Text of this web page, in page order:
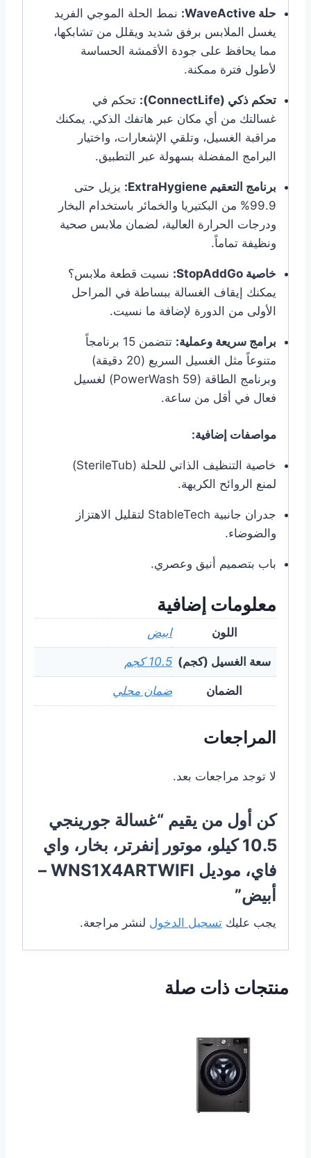
حلة WaveActive:
نمط الحلة الموجي الفريد
يغسل الملابس برفق شديد ويقلل من تشابكها،
مما يحافظ على جودة الأقمشة الحساسة
لأطول فترة ممكنة.
تحكم ذكي (ConnectLife):
تحكم في
غسالتك من أي مكان عبر هاتفك الذكي. يمكنك
مراقبة الغسيل، وتلقي الإشعارات، واختيار
البرامج المفضلة بسهولة عبر التطبيق.
برنامج التعقيم ExtraHygiene:
يزيل حتى
99.9% من البكتيريا والخمائر باستخدام البخار
ودرجات الحرارة العالية، لضمان ملابس صحية
ونظيفة تماماً.
خاصية StopAddGo:
نسيت قطعة ملابس؟
يمكنك إيقاف الغسالة ببساطة في المراحل
الأولى من الدورة لإضافة ما نسيت.
برامج سريعة وعملية:
تتضمن 15 برنامجاً
متنوعاً مثل الغسيل السريع (20 دقيقة)
وبرنامج الطاقة (PowerWash 59) لغسيل
فعال في أقل من ساعة.
مواصفات إضافية:
خاصية التنظيف الذاتي للحلة (SterileTub)
لمنع الروائح الكريهة.
جدران جانبية StableTech لتقليل الاهتزاز
والضوضاء.
باب بتصميم أنيق وعصري.
معلومات إضافية
اللون ابيض
سعة الغسيل (كجم) 10.5 كجم
الضمان ضمان محلي
المراجعات
لا توجد مراجعات بعد.
كن أول من يقيم “غسالة جورينجي
10.5 كيلو، موتور إنفرتر، بخار، واي
فاي، موديل WNS1X4ARTWIFI –
أبيض”
يجب عليك تسجيل الدخول لنشر مراجعة.
منتجات ذات صلة